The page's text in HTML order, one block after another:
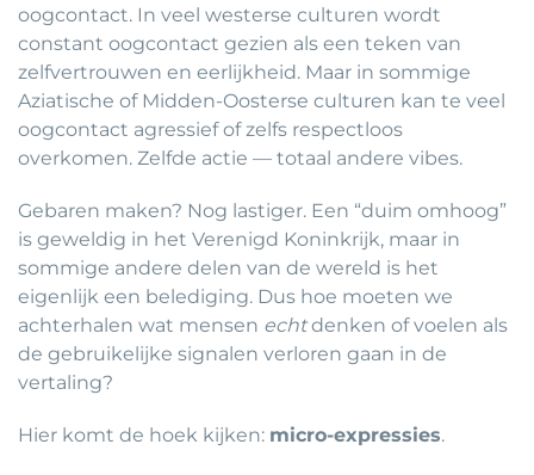
oogcontact. In veel westerse culturen wordt
constant oogcontact gezien als een teken van
zelfvertrouwen en eerlijkheid. Maar in sommige
Aziatische of Midden-Oosterse culturen kan te veel
oogcontact agressief of zelfs respectloos
overkomen. Zelfde actie — totaal andere vibes.
Gebaren maken? Nog lastiger. Een “duim omhoog”
is geweldig in het Verenigd Koninkrijk, maar in
sommige andere delen van de wereld is het
eigenlijk een belediging. Dus hoe moeten we
achterhalen wat mensen echtdenken of voelen als
de gebruikelijke signalen verloren gaan in de
vertaling?
Hier komt de hoek kijken: micro-expressies.